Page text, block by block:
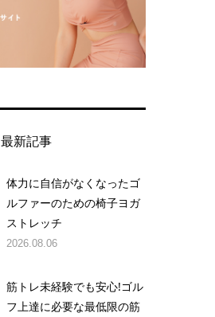
最新記事
体力に自信がなくなったゴ
ルファーのための椅子ヨガ
ストレッチ
2026.08.06
筋トレ未経験でも安心!ゴル
フ上達に必要な最低限の筋